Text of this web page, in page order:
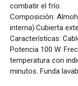
combatir el frío.
Composición:
interna).Cubierta
Características:
Potencia 100 W.
temperatura con
minutos. Funda